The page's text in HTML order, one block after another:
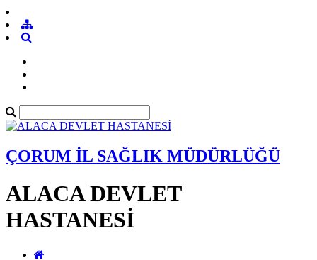
ÇORUM İL SAĞLIK MÜDÜRLÜĞÜ
ALACA DEVLET
HASTANESİ